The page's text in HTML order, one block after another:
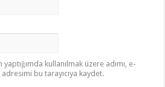
kullanılmak üzere adımı, e-
bu tarayıcıya kaydet.